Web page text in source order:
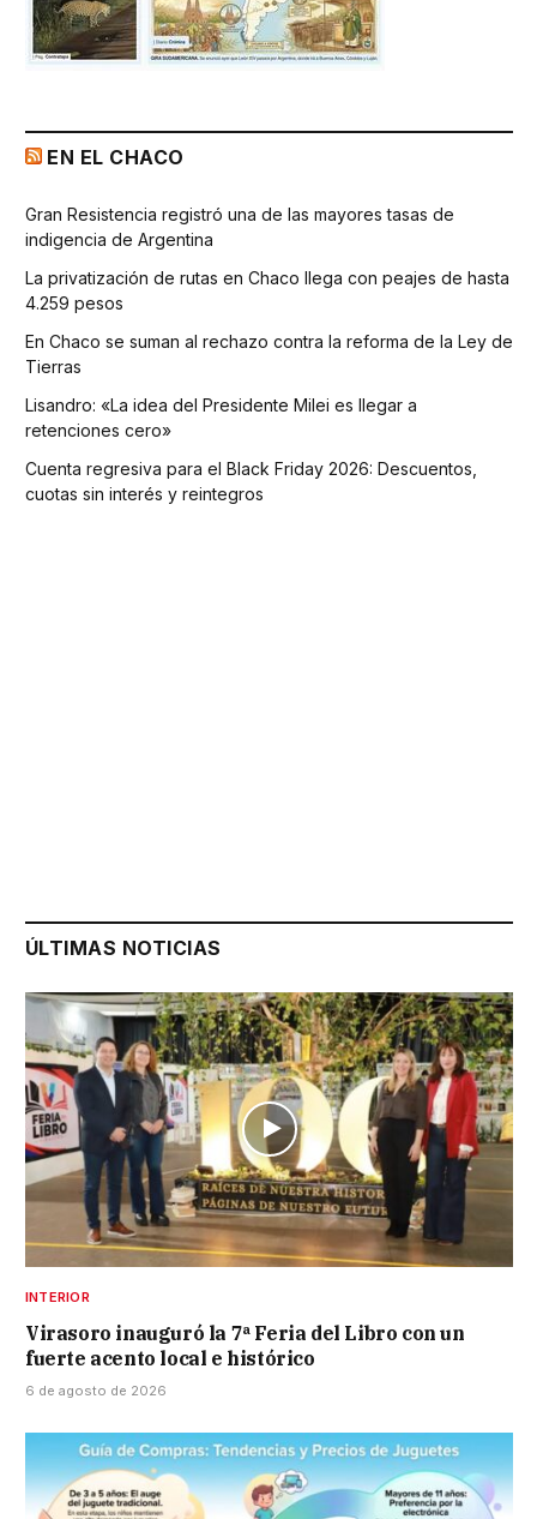
EN EL CHACO
Gran Resistencia registró una de las mayores tasas de
indigencia de Argentina
La privatización de rutas en Chaco llega con peajes de hasta
4.259 pesos
En Chaco se suman al rechazo contra la reforma de la Ley de
Tierras
Lisandro: «La idea del Presidente Milei es llegar a
retenciones cero»
Cuenta regresiva para el Black Friday 2026: Descuentos,
cuotas sin interés y reintegros
ÚLTIMAS NOTICIAS
INTERIOR
Virasoro inauguró la 7ª Feria del Libro con un
fuerte acento local e histórico
6 de agosto de 2026